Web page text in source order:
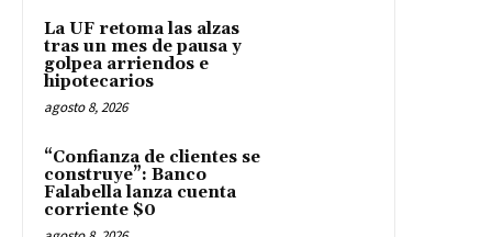
La UF retoma las alzas
tras un mes de pausa y
golpea arriendos e
hipotecarios
agosto 8, 2026
“Confianza de clientes se
construye”: Banco
Falabella lanza cuenta
corriente $0